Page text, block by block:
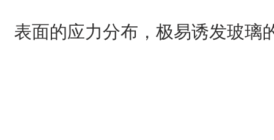
表面的应力分布，极易诱发玻璃